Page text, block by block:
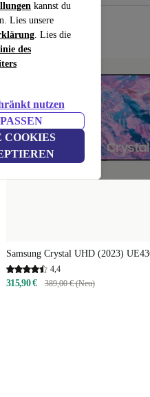
kannst du
Lies unsere
. Lies die
des
nutzen
COOKIES
Samsung Crystal UHD (2023)
43"
4,4
315,90 € 389,00 € (Neu)